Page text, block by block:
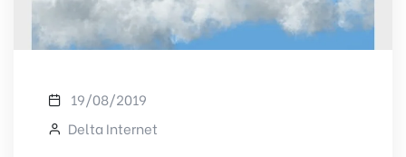
19/08/2019
Delta Internet